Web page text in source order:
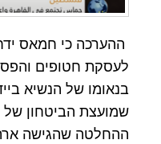
ההערכה כי חמאס
לעסקת חטופים
בנאומו של הנשיא
שמועצת הביטחון
ההחלטה שהגישה